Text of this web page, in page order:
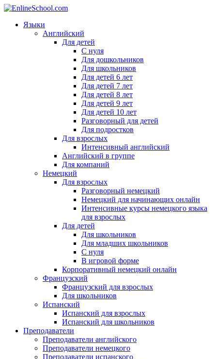
Языки
Английский
Для детей
С нуля
Для дошкольников
Для школьников
Для детей 6 лет
Для детей 7 лет
Для детей 8 лет
Для детей 9 лет
Для детей 10 лет
Разговорный для детей
Для подростков
Для взрослых
Интенсивный английский
Английский в группе
Для компаний
Немецкий
Для взрослых
Разговорный немецкий
Немецкий для начинающих онлайн
Интенсивные курсы немецкого языка
для взрослых
Для детей
Для школьников
Для младших школьников
С нуля
В игровой форме
Корпоративный немецкий онлайн
Французский
Французский для взрослых
Для школьников
Испанский
Испанский для взрослых
Испанский для школьников
Преподаватели
Преподаватели английского
Преподаватели немецкого
Преподаватели испанского